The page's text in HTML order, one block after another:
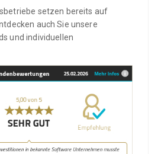
ä
h
l
w
e
d
e
setzen bereits auf
auch Sie unsere
und individuellen